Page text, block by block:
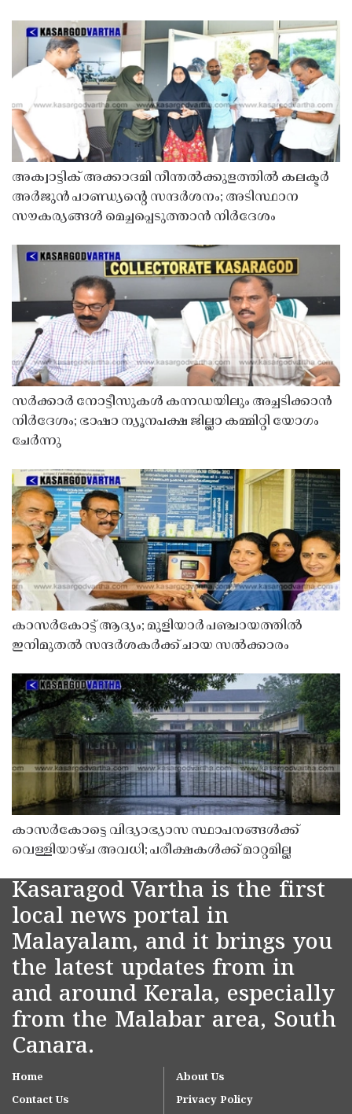
അക്വാട്ടിക് അക്കാദമി നീന്തൽക്കുളത്തിൽ കലക്ടർ
അർജുൻ പാണ്ഡ്യൻ്റെ സന്ദർശനം; അടിസ്ഥാന
സൗകര്യങ്ങൾ മെച്ചപ്പെടുത്താൻ നിർദേശം
സർക്കാർ നോട്ടീസുകൾ കന്നഡയിലും അച്ചടിക്കാൻ
നിർദേശം; ഭാഷാ ന്യൂനപക്ഷ ജില്ലാ കമ്മിറ്റി യോഗം
ചേർന്നു
കാസർകോട്ട് ആദ്യം; മുളിയാർ പഞ്ചായത്തിൽ
ഇനിമുതൽ സന്ദർശകർക്ക് ചായ സൽക്കാരം
കാസർകോട്ടെ വിദ്യാഭ്യാസ സ്ഥാപനങ്ങൾക്ക്
വെള്ളിയാഴ്ച അവധി; പരീക്ഷകൾക്ക് മാറ്റമില്ല
Kasaragod Vartha is the first
local news portal in
Malayalam, and it brings you
the latest updates from in
and around Kerala, especially
from the Malabar area, South
Canara.
Home
About Us
Contact Us
Privacy Policy